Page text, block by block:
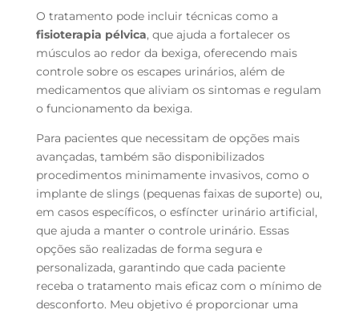
O tratamento pode incluir técnicas como a
fisioterapia pélvica, que ajuda a fortalecer os
músculos ao redor da bexiga, oferecendo mais
controle sobre os escapes urinários, além de
medicamentos que aliviam os sintomas e regulam
o funcionamento da bexiga.
Para pacientes que necessitam de opções mais
avançadas, também são disponibilizados
procedimentos minimamente invasivos, como o
implante de slings (pequenas faixas de suporte) ou,
em casos específicos, o esfíncter urinário artificial,
que ajuda a manter o controle urinário. Essas
opções são realizadas de forma segura e
personalizada, garantindo que cada paciente
receba o tratamento mais eficaz com o mínimo de
desconforto. Meu objetivo é proporcionar uma